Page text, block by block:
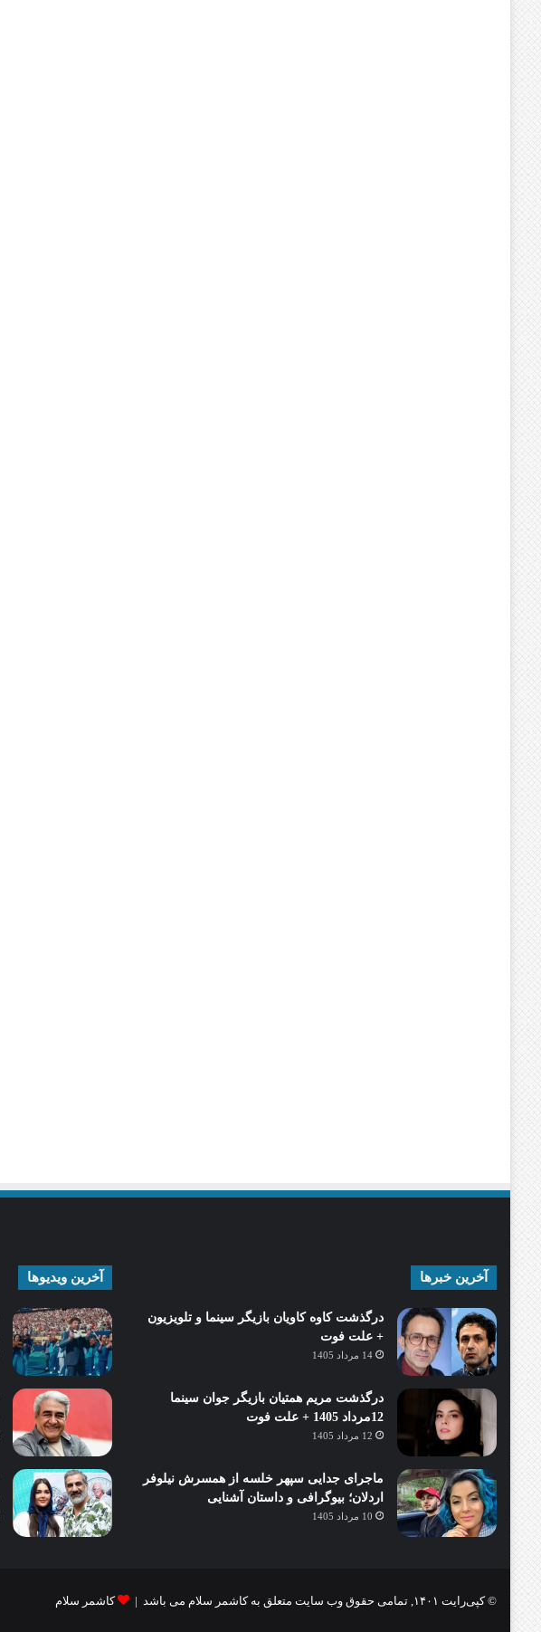
آخرین خبرها
درگذشت کاوه کاویان بازیگر سینما و تلویزیون
+ علت فوت
14 مرداد 1405
درگذشت مریم همتیان بازیگر جوان سینما
12مرداد 1405 + علت فوت
12 مرداد 1405
ماجرای جدایی سپهر خلسه از همسرش نیلوفر
اردلان؛ بیوگرافی و داستان آشنایی
10 مرداد 1405
آخرین ویدیوها
© کپی‌رایت ۱۴۰۱, تمامی حقوق وب سایت متعلق به کاشمر سلام می باشد | کاشمر سلام